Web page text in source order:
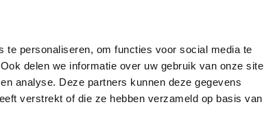
te personaliseren, om functies voor social media te
delen we informatie over uw gebruik van onze site
analyse. Deze partners kunnen deze gegevens
verstrekt of die ze hebben verzameld op basis van